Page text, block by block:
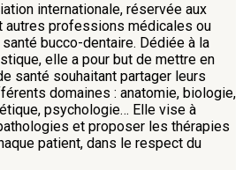
internationale, réservée aux
professions médicales ou
bucco-dentaire. Dédiée à la
elle a pour but de mettre en
santé souhaitant partager leurs
domaines : anatomie, biologie,
psychologie… Elle vise à
et proposer les thérapies
patient, dans le respect du